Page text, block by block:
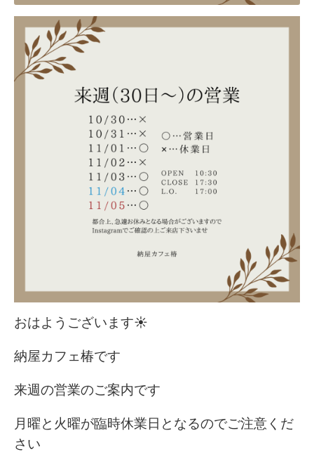
おはようございます☀️
納屋カフェ椿です
来週の営業のご案内です
月曜と火曜が臨時休業日となるのでご注意くだ
さい